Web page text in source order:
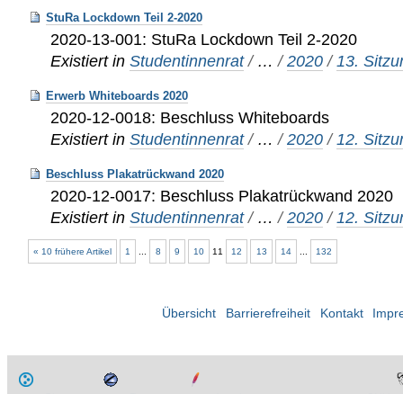
StuRa Lockdown Teil 2-2020
2020-13-001: StuRa Lockdown Teil 2-2020
Existiert in Studentinnenrat / …/2020 / 13.
Erwerb Whiteboards 2020
2020-12-0018: Beschluss Whiteboards
Existiert in Studentinnenrat / …/2020 / 12.
Beschluss Plakatrückwand 2020
2020-12-0017: Beschluss Plakatrückwand 2020
Existiert in Studentinnenrat / …/2020 / 12.
« 10 frühere Artikel 1 8 9 10 11 12 13 14 132
Übersicht Barrierefreiheit Kontakt